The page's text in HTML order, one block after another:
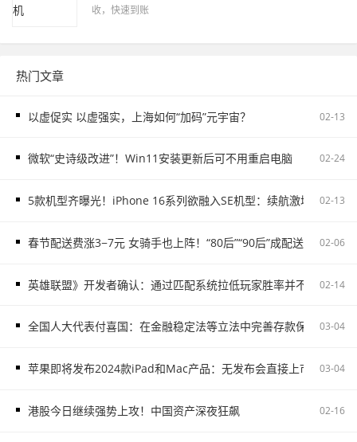
收，快速到账
热门文章
以虚促实 以虚强实，上海如何“加码”元宇宙？ 02-13
微软“史诗级改进”！Win11安装更新后可不用重启电脑 02-24
5款机型齐曝光！iPhone 16系列欲融入SE机型：续航激增、8G内
02-13
春节配送费涨3−7元 女骑手也上阵！“80后”“90后”成配送主力02-06
英雄联盟》开发者确认：通过匹配系统拉低玩家胜率并不存在02-14
全国人大代表付喜国：在金融稳定法等立法中完善存款保险制度
03-04
苹果即将发布2024款iPad和Mac产品：无发布会直接上市 03-04
港股今日继续强势上攻！中国资产深夜狂飙 02-16